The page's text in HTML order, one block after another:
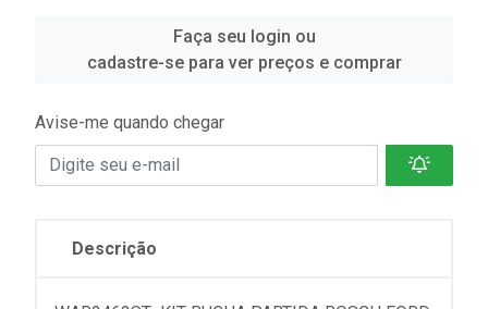
Faça seu login ou
cadastre-se para ver preços e comprar
Avise-me quando chegar
Descrição